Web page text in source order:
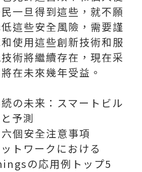
一旦得到這些，就不願
這些安全風險，需要謹
使用這些創新技術和服
術將繼續存在，現在采
在未來幾年受益。
の未来：スマートビル
予測
個安全注意事項
トワークにおける
の応用例トップ5